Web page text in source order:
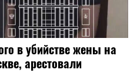
в убийстве жены на
арестовали